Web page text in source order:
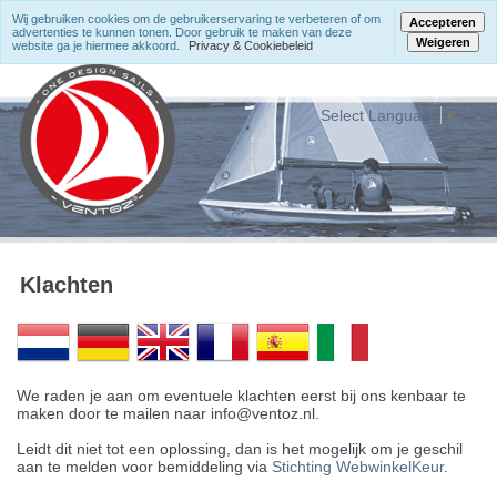
Select Language ▼
Klachten
We raden je aan om eventuele klachten eerst bij ons kenbaar te
maken door te mailen naar info@ventoz.nl.
Leidt dit niet tot een oplossing, dan is het mogelijk om je geschil
aan te melden voor bemiddeling via Stichting WebwinkelKeur.
Wij gebruiken cookies om de gebruikerservaring te verbeteren of om
advertenties te kunnen tonen. Door gebruik te maken van deze
website ga je hiermee akkoord.
Privacy & Cookiebeleid
Accepteren
Weigeren